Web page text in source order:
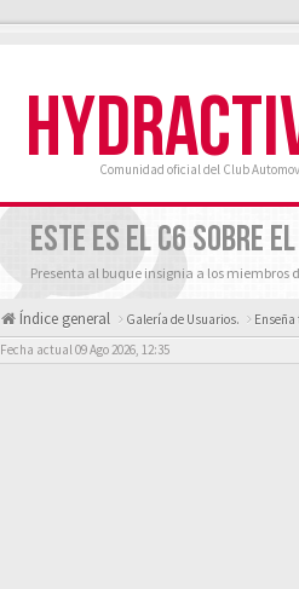
Comunidad oficial del Club
ESTE ES EL C6 SOBRE
Presenta al buque insignia a los miembros
Índice general Galería de Usuarios.
Fecha actual 09 Ago 2026, 12:35